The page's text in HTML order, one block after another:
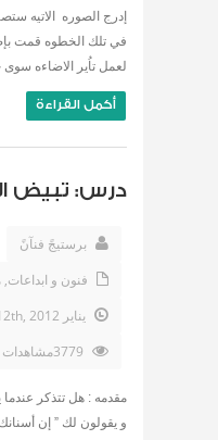
إدرج الصوره الاتيه
في تلك الخطوه قمت
لعمل تاُير الاضاءه
أكمل القراءة
درس: تبيض
برستيجً فنآنً
فنون و ابداعات,
يناير 12th, 2012
مقدمه : هل تتذكر
و يقولون لك ” إن